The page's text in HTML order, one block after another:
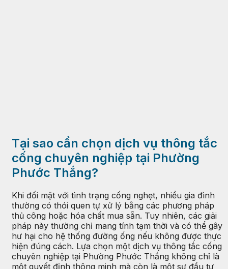
Tại sao cần chọn dịch vụ thông tắc
cống chuyên nghiệp tại Phường
Phước Thắng?
Khi đối mặt với tình trạng cống nghẹt, nhiều gia đình
thường có thói quen tự xử lý bằng các phương pháp
thủ công hoặc hóa chất mua sẵn. Tuy nhiên, các giải
pháp này thường chỉ mang tính tạm thời và có thể gây
hư hại cho hệ thống đường ống nếu không được thực
hiện đúng cách. Lựa chọn một dịch vụ thông tắc cống
chuyên nghiệp tại Phường Phước Thắng không chỉ là
một quyết định thông minh mà còn là một sự đầu tư